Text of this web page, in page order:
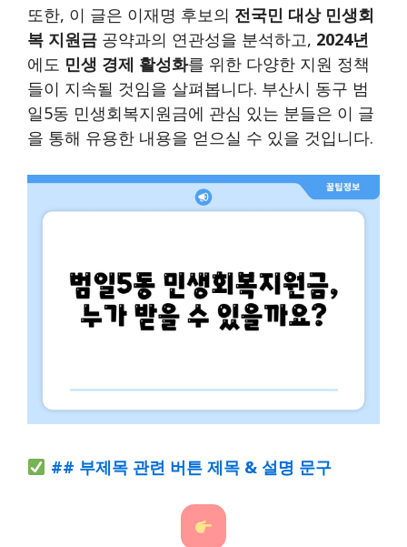
또한, 이 글은 이재명 후보의 전국민 대상 민생회
복 지원금 공약과의 연관성을 분석하고, 2024년
에도 민생 경제 활성화를 위한 다양한 지원 정책
들이 지속될 것임을 살펴봅니다. 부산시 동구 범
일5동 민생회복지원금에 관심 있는 분들은 이 글
을 통해 유용한 내용을 얻으실 수 있을 것입니다.
## 부제목 관련 버튼 제목 & 설명 문구